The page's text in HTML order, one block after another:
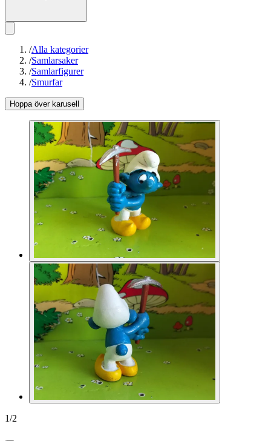
/Alla kategorier
/Samlarsaker
/Samlarfigurer
/Smurfar
Hoppa över karusell
1/2